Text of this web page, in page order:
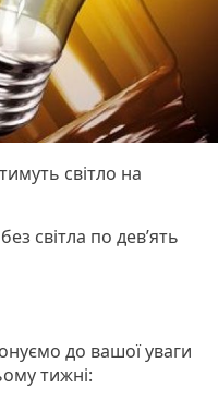
світло на
світла по дев’ять
до вашої уваги
тижні: